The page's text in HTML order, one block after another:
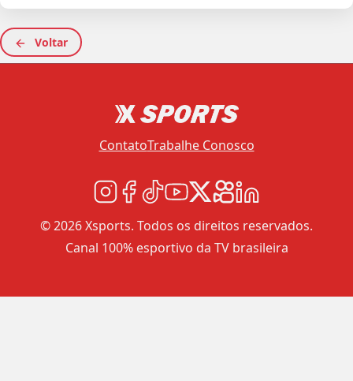
Voltar
ContatoTrabalhe Conosco
© 2026 Xsports. Todos os direitos reservados.
Canal 100% esportivo da TV brasileira